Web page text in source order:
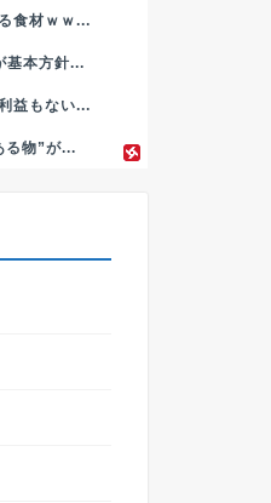
食材ｗｗ...
基本方針...
益もない...
る物”が...